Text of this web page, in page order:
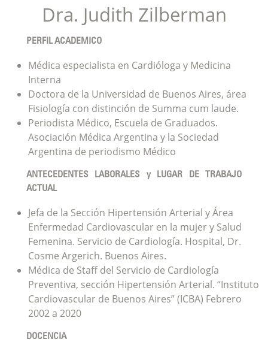
Dra. Judith Zilberman
PERFIL ACADEMICO
Médica especialista en Cardióloga y Medicina
Interna
Doctora de la Universidad de Buenos Aires, área
Fisiología con distinción de Summa cum laude.
Periodista Médico, Escuela de Graduados.
Asociación Médica Argentina y la Sociedad
Argentina de periodismo Médico
ANTECEDENTES LABORALES y LUGAR DE TRABAJO
ACTUAL
Jefa de la Sección Hipertensión Arterial y Área
Enfermedad Cardiovascular en la mujer y Salud
Femenina. Servicio de Cardiología. Hospital, Dr.
Cosme Argerich. Buenos Aires.
Médica de Staff del Servicio de Cardiología
Preventiva, sección Hipertensión Arterial. “Instituto
Cardiovascular de Buenos Aires” (ICBA) Febrero
2002 a 2020
DOCENCIA